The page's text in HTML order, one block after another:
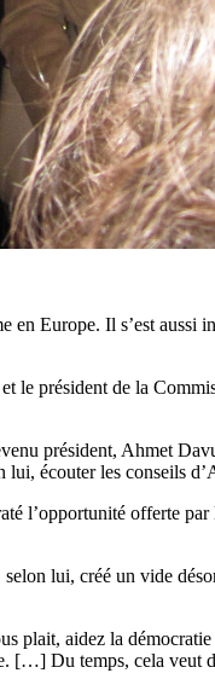
Europe. Il s’est
président de la
président, Ahmet
écouter les conseils
l’opportunité offerte
lui, créé un vide
plait, aidez la
[…] Du temps, cela veut